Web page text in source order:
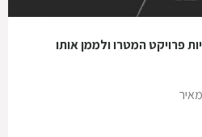
פרויקט המטרו ולממן אותו